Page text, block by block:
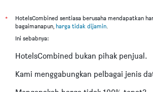
Hotel di Kuching
Hotel di Tokyo
Hotel di Bangkok
Hotel di Putrajaya
Hotel di Shah Alam
*
HotelsCombined sentiasa berusaha mendapatkan
bagaimanapun, harga tidak dijamin.
Ini sebabnya:
HotelsCombined bukan pihak penjual.
Kami menggabungkan pelbagai jenis